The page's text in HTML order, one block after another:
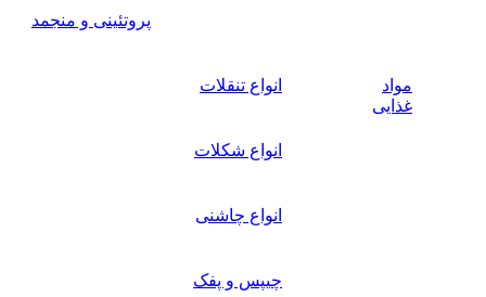
پروتئینی و منجمد
مواد
غذایی
انواع تنقلات
انواع شکلات
انواع چاشنی
چیپس و پفک